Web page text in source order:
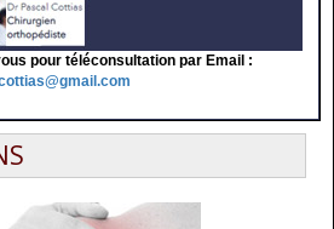
pour téléconsultation par Email :